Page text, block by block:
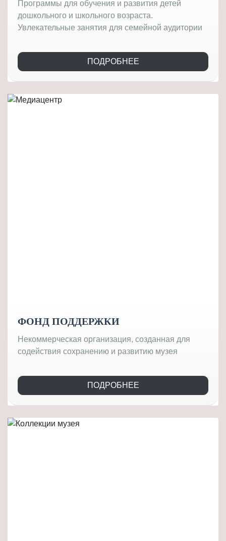
Программы для обучения и развития детей
дошкольного и школьного возраста.
Увлекательные занятия для семейной аудитории
ПОДРОБНЕЕ
ФОНД ПОДДЕРЖКИ
Некоммерческая организация, созданная для
содействия сохранению и развитию музея
ПОДРОБНЕЕ